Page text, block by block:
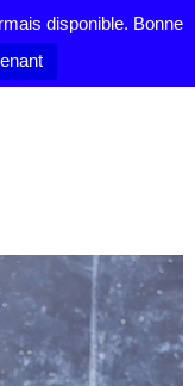
disponible. Bonne